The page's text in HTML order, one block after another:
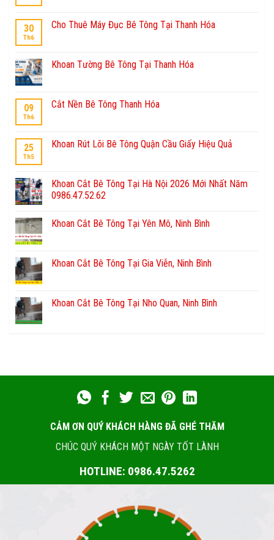
30
Th6
Cho Thuê Máy Đục Bê Tông Tại Thanh Hóa
Khoan Tường Bê Tông Tại Thanh Hóa
09
Th6
Cắt Nền Bê Tông Thanh Hóa
25
Th5
Khoan Rút Lõi Bê Tông Quận Cầu Giấy Hiệu Quả
Khoan Cắt Bê Tông Tại Hà Nội 2026 Mới Nhất Năm
0986.47.52.62
Khoan Cắt Bê Tông Tại Yên Mô, Ninh Bình
Khoan Cắt Bê Tông Tại Gia Viễn, Ninh Bình
Khoan Cắt Bê Tông Tại Nho Quan, Ninh Bình
CẢM ƠN QUÝ KHÁCH HÀNG ĐÃ GHÉ THĂM
CHÚC QUÝ KHÁCH MỘT NGÀY TỐT LÀNH
HOTLINE: 0986.47.5262